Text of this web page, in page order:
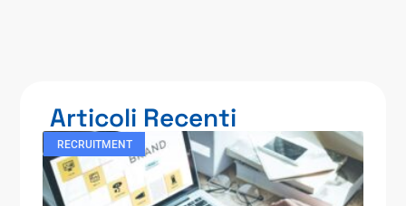
Articoli Recenti
RECRUITMENT